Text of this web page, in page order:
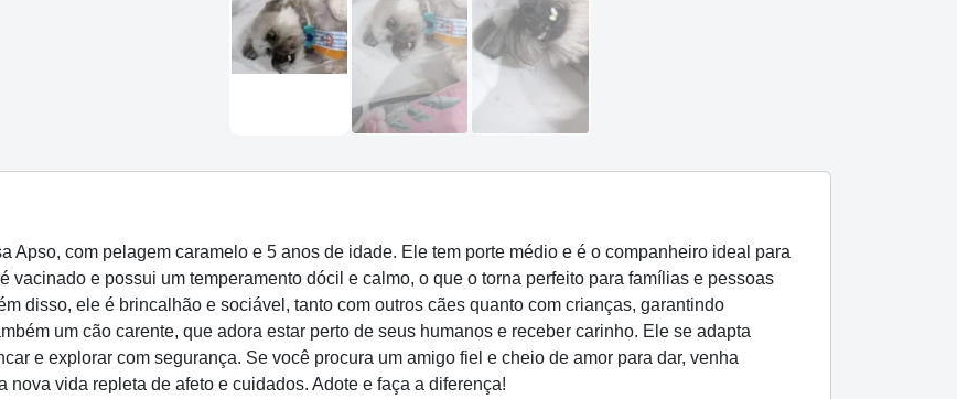
Apso, com pelagem caramelo e 5 anos de idade. Ele tem porte médio e é o companheiro ideal para
vacinado e possui um temperamento dócil e calmo, o que o torna perfeito para famílias e pessoas
disso, ele é brincalhão e sociável, tanto com outros cães quanto com crianças, garantindo
um cão carente, que adora estar perto de seus humanos e receber carinho. Ele se adapta
e explorar com segurança. Se você procura um amigo fiel e cheio de amor para dar, venha
vida repleta de afeto e cuidados. Adote e faça a diferença!